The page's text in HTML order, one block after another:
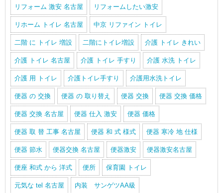
リフォーム 激安 名古屋 リフォームしたい激安
リホーム トイレ 名古屋 中京 リファイン トイレ
二階 に トイレ 増設 二階にトイレ増設 介護 トイレ きれい
介護 トイレ 名古屋 介護 トイレ 手すり 介護 水洗 トイレ
介護 用 トイレ 介護トイレ手すり 介護用水洗トイレ
便器 の 交換 便器 の 取り替え 便器 交換 便器 交換 価格
便器 交換 名古屋 便器 仕入 激安 便器 価格
便器 取 替 工事 名古屋 便器 和 式 様式 便器 寒冷 地 仕様
便器 節水 便器交換 名古屋 便器激安 便器激安名古屋
便座 和式 から 洋式 便所 保育園 トイレ
元気な tel 名古屋 内装 サンゲツAA級